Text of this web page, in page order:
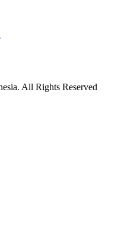
All Rights Reserved